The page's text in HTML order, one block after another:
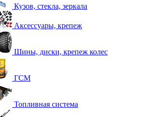
Кузов, стекла, зеркала
Аксессуары, крепеж
Шины, диски, крепеж колес
ГСМ
Топливная система